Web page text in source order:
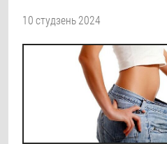
10 студзень 2024